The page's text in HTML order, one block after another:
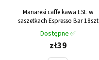
Manaresi caffe kawa ESE w
saszetkach Espresso Bar 18szt
Dostępne ✅
zł39